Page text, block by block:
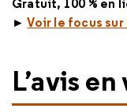
Gratuit, 100 % en
►Voir le focus
L’avis